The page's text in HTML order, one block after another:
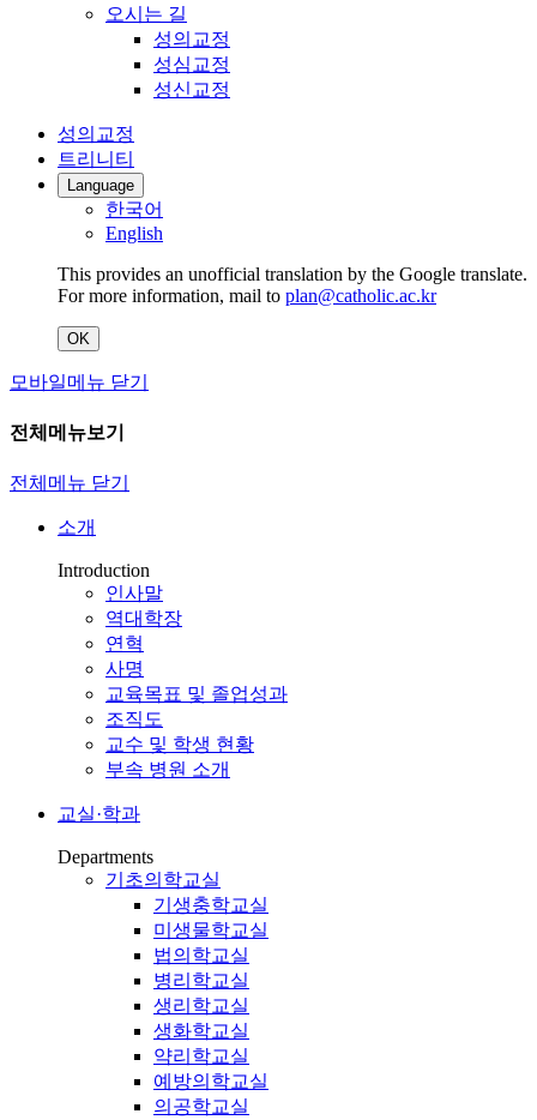
오시는 길
성의교정
성심교정
성신교정
성의교정
트리니티
Language
한국어
English
This provides an unofficial translation by the Google translate.
For more information, mail to plan@catholic.ac.kr
OK
모바일메뉴 닫기
전체메뉴보기
전체메뉴 닫기
소개
Introduction
인사말
역대학장
연혁
사명
교육목표 및 졸업성과
조직도
교수 및 학생 현황
부속 병원 소개
교실·학과
Departments
기초의학교실
기생충학교실
미생물학교실
법의학교실
병리학교실
생리학교실
생화학교실
약리학교실
예방의학교실
의공학교실